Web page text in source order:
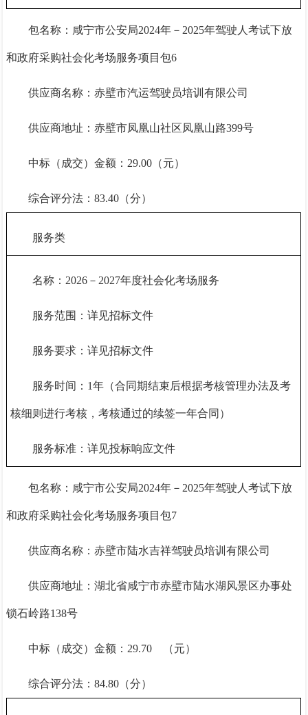
包名称：咸宁市公安局2024年－2025年驾驶人考试下放
和政府采购社会化考场服务项目包6
供应商名称：赤壁市汽运驾驶员培训有限公司
供应商地址：赤壁市凤凰山社区凤凰山路399号
中标（成交）金额： 29.00（元）
综合评分法：83.40（分）
服务类
名称： 2026－2027年度社会化考场服务
服务范围：详见招标文件
服务要求：详见招标文件
服务时间： 1年（合同期结束后根据考核管理办法及考
核细则进行考核，考核通过的续签一年合同）
服务标准：详见投标响应文件
包名称：咸宁市公安局2024年－2025年驾驶人考试下放
和政府采购社会化考场服务项目包7
供应商名称：赤壁市陆水吉祥驾驶员培训有限公司
供应商地址：湖北省咸宁市赤壁市陆水湖风景区办事处
锁石岭路138号
中标（成交）金额： 29.70 （元）
综合评分法：84.80（分）